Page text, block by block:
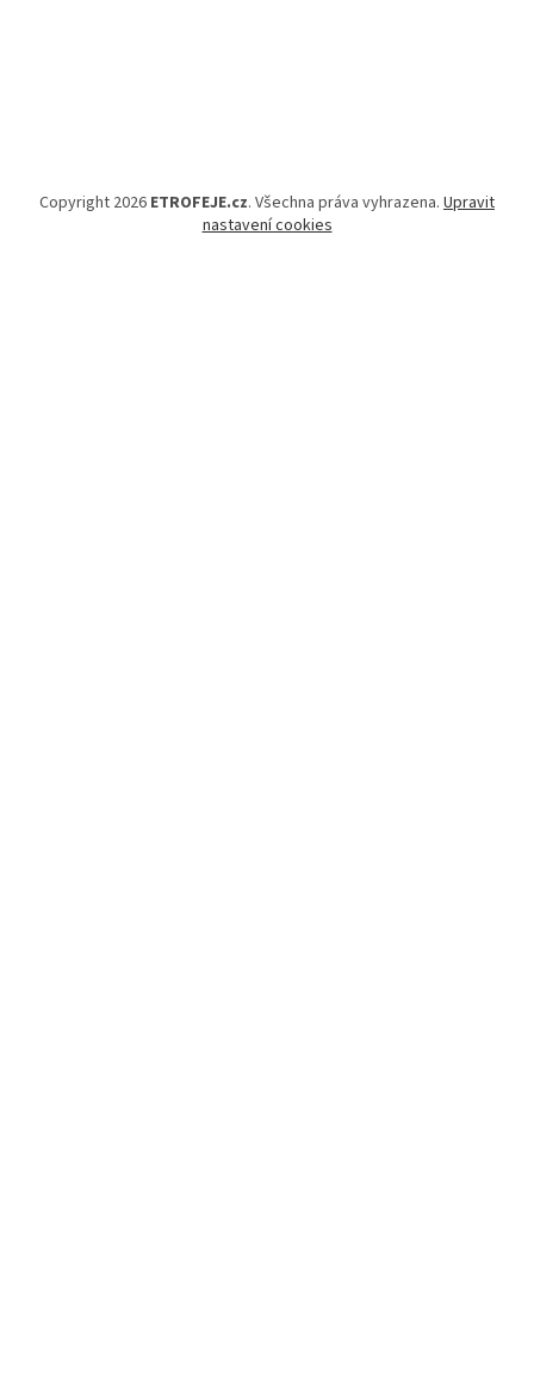
Copyright 2026 ETROFEJE.cz. Všechna práva vyhrazena. Upravit
nastavení cookies